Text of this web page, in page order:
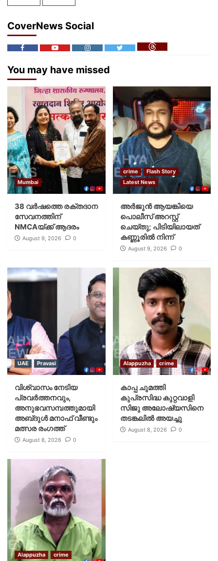
CoverNews Social
You may have missed
Mumbai
38 വർഷത്തെ രക്തദാന
സേവനത്തിന്
NMCAയ്ക്ക് ആദരം
August 9, 2026 0
crime
Flash Story
Latest News
അർജുൻ ആയങ്കിയെ
പൊലീസ് അറസ്റ്റ്
ചെയ്‌തു; പിടിയിലായത്
കണ്ണൂരിൽ നിന്ന്
August 9, 2026 0
UAE Pravasi
വിശ്വാസം നേടിയ
പ്രവർത്തനവും,
അനുഭവസമ്പത്തുമായി
അബ്‌ദുൾ മനാഫ് വീണ്ടും
മത്സര രംഗത്ത്
August 8, 2026 0
Alappuzha crime
കാപ്പ ചുമത്തി
കുപ്രസിദ്ധ കുറ്റവാളി
സിജു അലോഷ്യസിനെ
തടങ്കലിൽ അയച്ചു
August 8, 2026 0
Alappuzha crime